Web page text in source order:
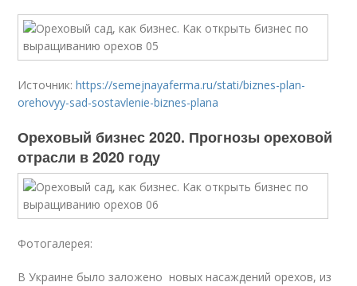
Источник:https://semejnayaferma.ru/stati/biznes-plan-
orehovyy-sad-sostavlenie-biznes-plana
Ореховый бизнес 2020. Прогнозы ореховой
отрасли в 2020 году
Фотогалерея:
В Украине было заложено новых насаждений орехов, из